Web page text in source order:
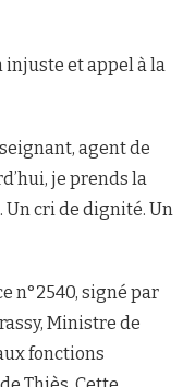
injuste et appel à la
agent de
je prends la
cri de dignité. Un
n°2540, signé par
Ministre de
fonctions